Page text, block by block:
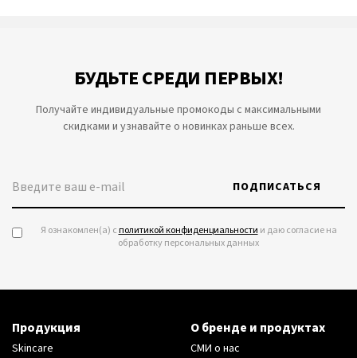
БУДЬТЕ СРЕДИ ПЕРВЫХ!
Получайте индивидуальные промокоды с максимальными
скидками и узнавайте о новинках раньше всех.
ПОДПИСАТЬСЯ
Я ознакомлен(а) сполитикой конфиденциальности и даю согласие на
обработку персональных данных
Продукция
Skincare
О бренде и продуктах
СМИ о нас